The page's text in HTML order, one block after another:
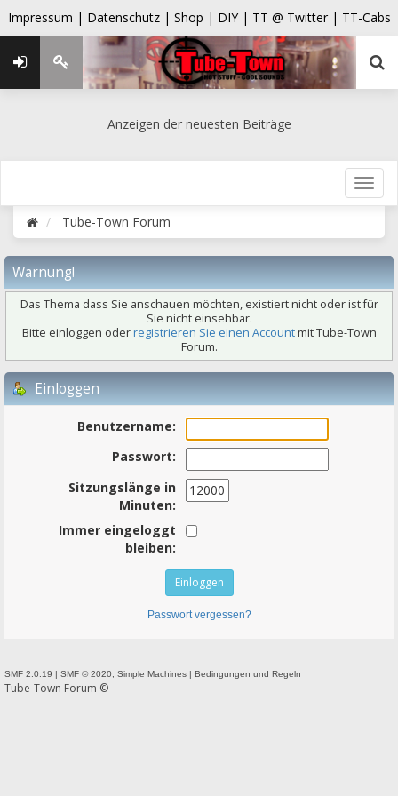
Impressum | Datenschutz | Shop | DIY | TT @ Twitter | TT-Cabs
Anzeigen der neuesten Beiträge
Tube-Town Forum
Warnung!
Das Thema dass Sie anschauen möchten, existiert nicht oder ist für
Sie nicht einsehbar.
Bitte einloggen oderregistrieren Sie einen Accountmit Tube-Town
Forum.
Einloggen
Benutzername:
Passwort:
Sitzungslänge in
Minuten:
Immer eingeloggt
bleiben:
Passwort vergessen?
SMF 2.0.19 | SMF © 2020 Simple Machines | Bedingungen und Regeln
Tube-Town Forum ©